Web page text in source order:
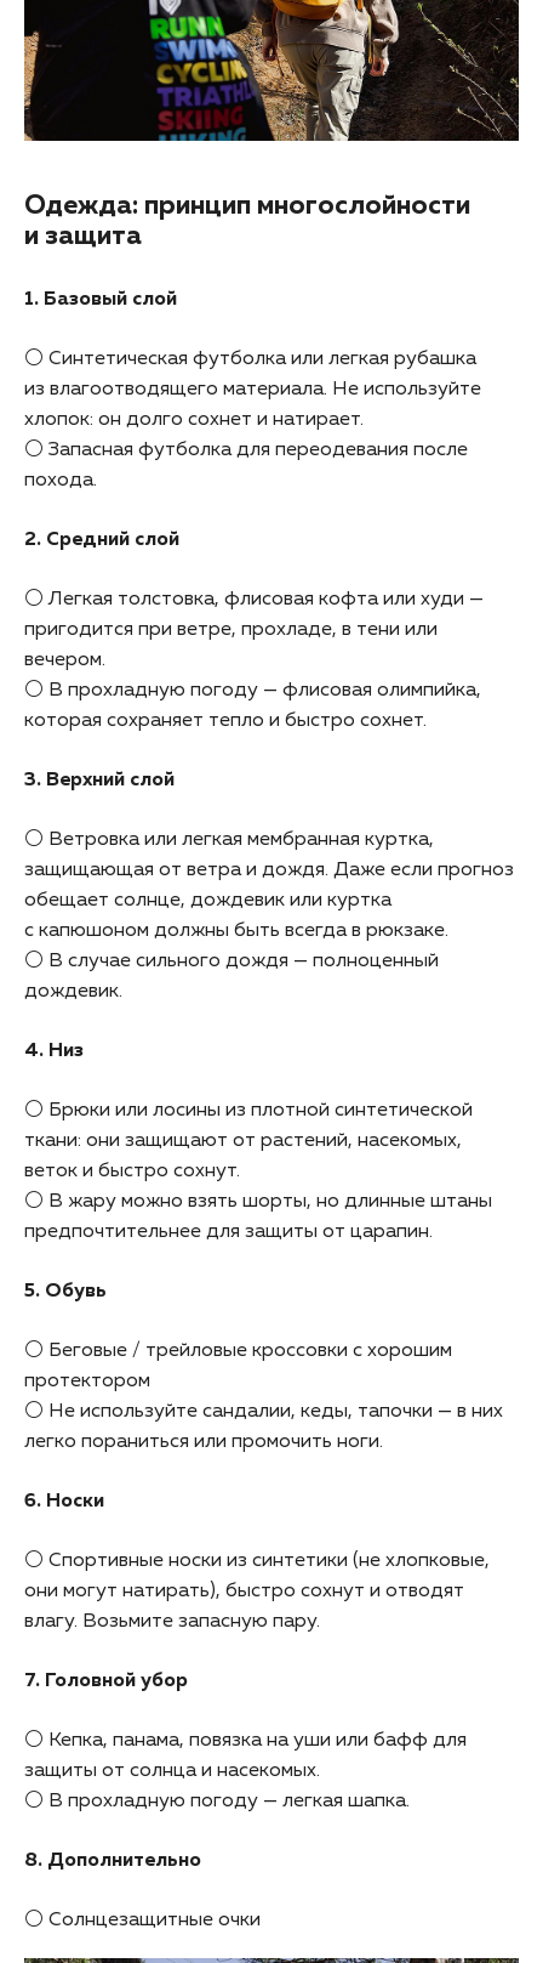
Одежда: принцип многослойности
и защита
1. Базовый слой
⚪ Синтетическая футболка или легкая рубашка
из влагоотводящего материала. Не используйте
хлопок: он долго сохнет и натирает.
⚪ Запасная футболка для переодевания после
похода.
2. Средний слой
⚪ Легкая толстовка, флисовая кофта или худи —
пригодится при ветре, прохладе, в тени или
вечером.
⚪ В прохладную погоду — флисовая олимпийка,
которая сохраняет тепло и быстро сохнет.
3. Верхний слой
⚪ Ветровка или легкая мембранная куртка,
защищающая от ветра и дождя. Даже если прогноз
обещает солнце, дождевик или куртка
с капюшоном должны быть всегда в рюкзаке.
⚪ В случае сильного дождя — полноценный
дождевик.
4. Низ
⚪ Брюки или лосины из плотной синтетической
ткани: они защищают от растений, насекомых,
веток и быстро сохнут.
⚪ В жару можно взять шорты, но длинные штаны
предпочтительнее для защиты от царапин.
5. Обувь
⚪ Беговые / трейловые кроссовки с хорошим
протектором
⚪ Не используйте сандалии, кеды, тапочки — в них
легко пораниться или промочить ноги.
6. Носки
⚪ Спортивные носки из синтетики (не хлопковые,
они могут натирать), быстро сохнут и отводят
влагу. Возьмите запасную пару.
7. Головной убор
⚪ Кепка, панама, повязка на уши или бафф для
защиты от солнца и насекомых.
⚪ В прохладную погоду — легкая шапка.
8. Дополнительно
⚪ Солнцезащитные очки